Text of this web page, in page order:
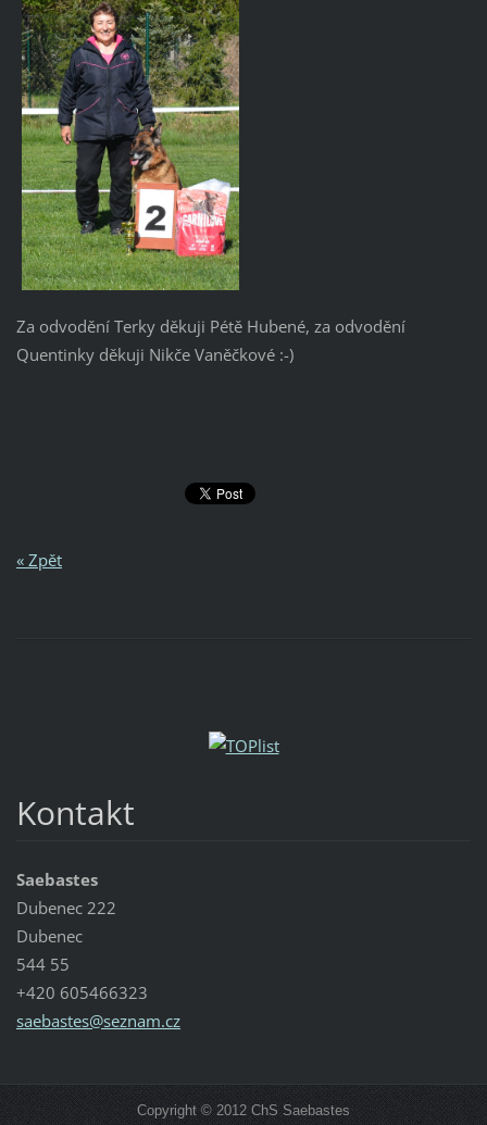
Za odvodění Terky děkuji Pétě Hubené, za odvodění
Quentinky děkuji Nikče Vaněčkové :-)
« Zpět
Kontakt
Saebastes
Dubenec 222
Dubenec
544 55
+420 605466323
saebastes@seznam.cz
Copyright © 2012 ChS Saebastes